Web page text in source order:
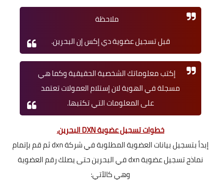
ملاحظة
قبل تسجيل عضوية دي إكس إن البحرين.
إكتب معلوماتك الشخصية الحقيقية وكما هي
مسجلة في الهوية لان إستلام العمولات تعتمد
على المعلومات التي تكتبها.
خطوات تسجيل عضوية DXN البحرين
.
إبدأ بتسجيل بيانات العضوية المطلوبة في شركة dxn ثم قم بإتمام
نماذج تسجيل عضوية dxn في البحرين حتى يصلك رقم العضوية
وهي كالآتي: